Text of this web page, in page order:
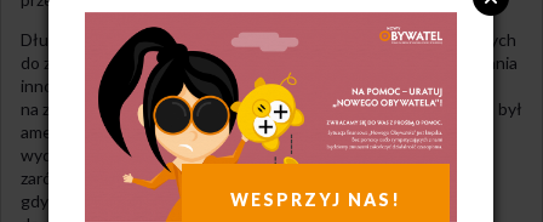
Długi tydzień pracy często prowadzi do konsekwencji odwrotnych
do zamierzonych, m.in. do spadku produktywności czy ograniczania
innowacyjności. Jednym z pierwszych, który zwrócił uwagę
na zbawienny wpływ krótszego czasu pracy na produktywność, był
amerykański ekonomista Richard D. Wolf. Jego zdaniem,
wydłużenie przeciętnego tygodnia zawodowego zaszkodziło
zarówno gospodarce, jak i jakości życia obywateli, podczas
gdy skrócenie przeciętnego tygodnia pracy przyczyniło się
WESPRZYJ NAS!